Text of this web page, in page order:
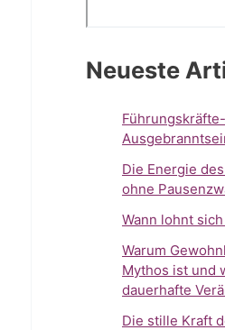
Neueste
Die Energie
ohne
Wann lohnt
Warum
Mythos ist und
dauerhafte
Die stille Kraft